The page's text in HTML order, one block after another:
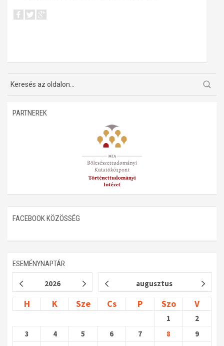
PARTNEREK
FACEBOOK KÖZÖSSÉG
ESEMÉNYNAPTÁR
2026 augusztus
H K Sze Cs P Szo V
1
2
3
4 5 6 7 8
9